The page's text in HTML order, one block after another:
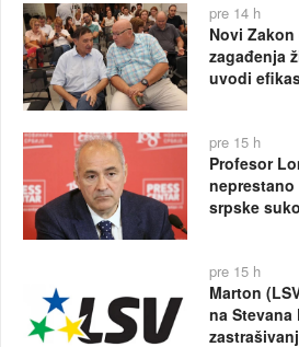
pre 14 h
Novi
zagađenja
uvodi
pre 15 h
Profesor
srpske
pre 15 h
Marton
na